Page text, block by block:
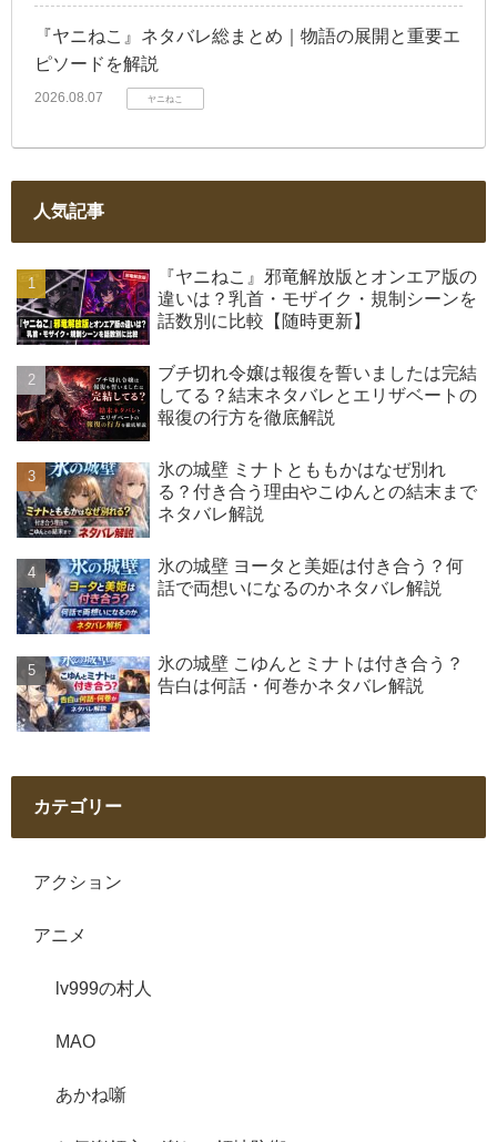
『ヤニねこ』ネタバレ総まとめ｜物語の展開と重要エ
ピソードを解説
2026.08.07 ヤニねこ
人気記事
『ヤニねこ』邪竜解放版とオンエア版の
違いは？乳首・モザイク・規制シーンを
話数別に比較【随時更新】
ブチ切れ令嬢は報復を誓いましたは完結
してる？結末ネタバレとエリザベートの
報復の行方を徹底解説
氷の城壁 ミナトとももかはなぜ別れ
る？付き合う理由やこゆんとの結末まで
ネタバレ解説
氷の城壁 ヨータと美姫は付き合う？何
話で両想いになるのかネタバレ解説
氷の城壁 こゆんとミナトは付き合う？
告白は何話・何巻かネタバレ解説
カテゴリー
アクション
アニメ
lv999の村人
MAO
あかね噺